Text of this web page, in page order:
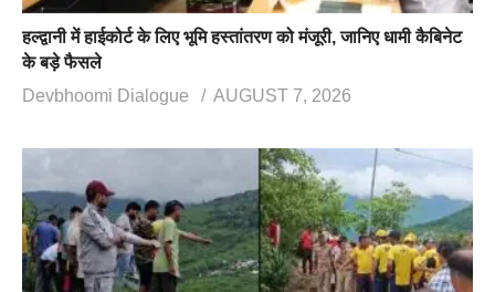
हल्द्वानी में हाईकोर्ट के लिए भूमि हस्तांतरण को मंजूरी, जानिए धामी कैबिनेट
के बड़े फैसले
Devbhoomi Dialogue
AUGUST 7, 2026